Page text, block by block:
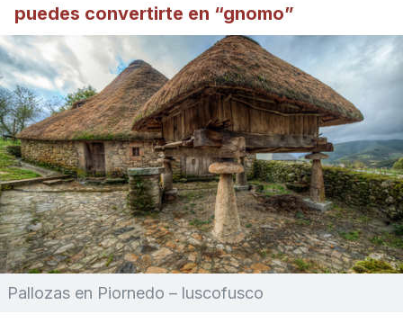
puedes convertirte en “gnomo”
Pallozas en Piornedo – luscofusco